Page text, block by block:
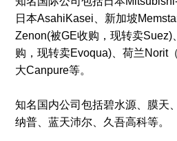
日本AsahiKasei、新加坡
Zenon(被GE收购，现转卖Suez)
购，现转卖Evoqua)、荷兰Norit
大Canpure等。
知名国内公司包括碧水源、膜天
纳普、蓝天沛尔、久吾高科等。